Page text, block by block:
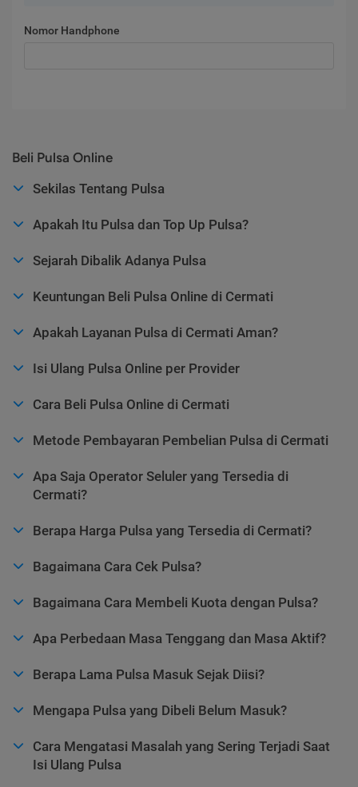
Nomor Handphone
Beli Pulsa Online
Sekilas Tentang Pulsa
Apakah Itu Pulsa dan Top Up Pulsa?
Sejarah Dibalik Adanya Pulsa
Keuntungan Beli Pulsa Online di Cermati
Apakah Layanan Pulsa di Cermati Aman?
Isi Ulang Pulsa Online per Provider
Cara Beli Pulsa Online di Cermati
Metode Pembayaran Pembelian Pulsa di Cermati
Apa Saja Operator Seluler yang Tersedia di
Cermati?
Berapa Harga Pulsa yang Tersedia di Cermati?
Bagaimana Cara Cek Pulsa?
Bagaimana Cara Membeli Kuota dengan Pulsa?
Apa Perbedaan Masa Tenggang dan Masa Aktif?
Berapa Lama Pulsa Masuk Sejak Diisi?
Mengapa Pulsa yang Dibeli Belum Masuk?
Cara Mengatasi Masalah yang Sering Terjadi Saat
Isi Ulang Pulsa